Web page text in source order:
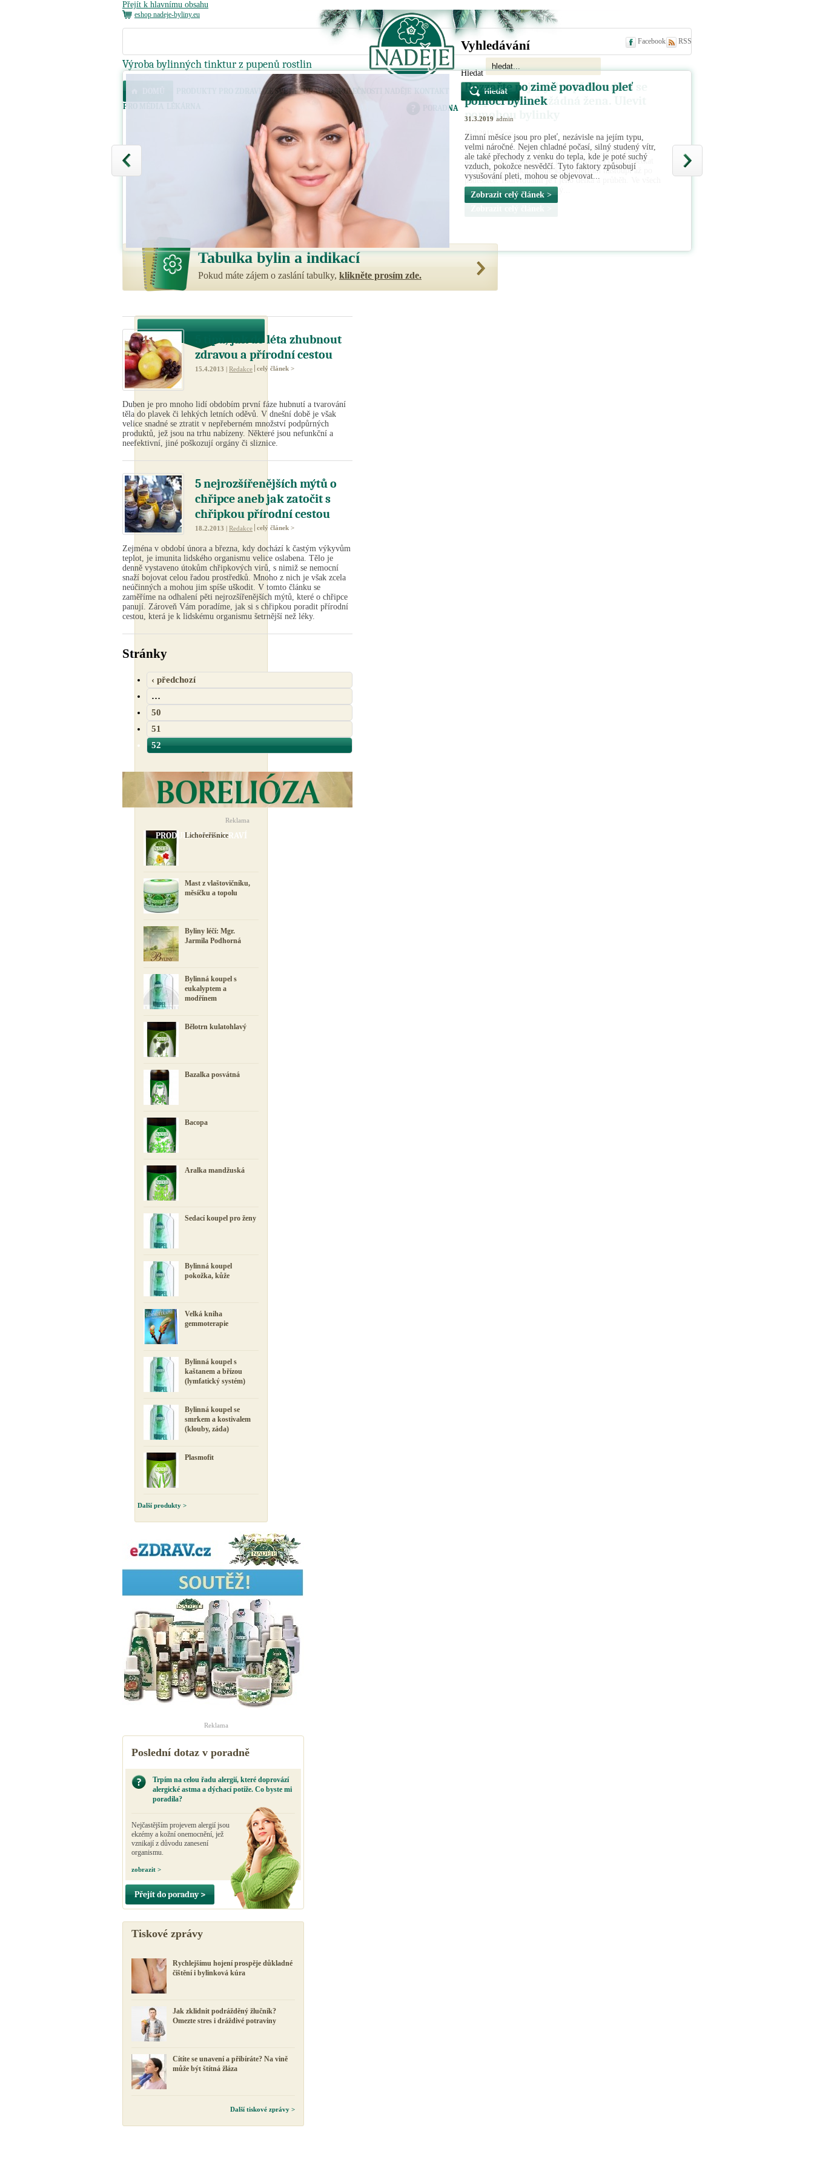
Přejít k hlavnímu obsahu
eshop nadeje-byliny.eu
Výroba bylinných tinktur z pupenů rostlin
Facebook RSS
Vyhledávání
Hledat
PRODUKTY PRO ZDRAVI ZE SVĚTA ZDRAVÍ O SPOLEČNOSTI NADĚJE
PRO MÉDIA
PORADNA
Potížím spojených s přechodem se
nevyhne téměř žádná žena. Ulevit
pomohou bylinky
26.2.2019 admin
Klimakterium neboli přechod je období, které čeká na
každou ženu. Některá se s prvními projevy může setkat
již kolem 40. roku, u jiné klimakterium nastoupí až po
padesátce. Individuální je i jeho délka a průběh. Ve všech
případech jde ale o pozvolný...
Tabulka bylin a indikací
Pokud máte zájem o zaslání tabulky, klikněte prosím zde.
5 tipů, jak do léta zhubnout
zdravou a přírodní cestou
15.4.2013 | Redakce celý článek >
Duben je pro mnoho lidí obdobím první fáze hubnutí a tvarování
těla do plavek či lehkých letních oděvů. V dnešní době je však
velice snadné se ztratit v nepřeberném množství podpůrných
produktů, jež jsou na trhu nabízeny. Některé jsou nefunkční a
neefektivní, jiné poškozují orgány či sliznice.
5 nejrozšířenějších mýtů o
chřipce aneb jak zatočit s
chřipkou přírodní cestou
18.2.2013 | Redakce celý článek >
Zejména v období února a března, kdy dochází k častým výkyvům
teplot, je imunita lidského organismu velice oslabena. Tělo je
denně vystaveno útokům chřipkových virů, s nimiž se nemocní
snaží bojovat celou řadou prostředků. Mnoho z nich je však zcela
neúčinných a mohou jim spíše uškodit. V tomto článku se
zaměříme na odhalení pěti nejrozšířenějších mýtů, které o chřipce
panují. Zároveň Vám poradíme, jak si s chřipkou poradit přírodní
cestou, která je k lidskému organismu šetrnější než léky.
Stránky
‹ předchozí
…
50
51
52
Reklama
PRODUKTY PRO ZDRAVÍ
Lichořeřišnice
Mast z vlaštovičníku,
měsíčku a topolu
Byliny léčí: Mgr.
Jarmila Podhorná
Bylinná koupel s
eukalyptem a
modřínem
Bělotrn kulatohlavý
Bazalka posvátná
Bacopa
Aralka mandžuská
Sedací koupel pro ženy
Bylinná koupel
pokožka, kůže
Velká kniha
gemmoterapie
Bylinná koupel s
kaštanem a břízou
(lymfatický systém)
Bylinná koupel se
smrkem a kostivalem
(klouby, záda)
Plasmofit
Další produkty >
Reklama
Poslední dotaz v poradně
Trpím na celou řadu alergií, které doprovází
alergické astma a dýchací potíže. Co byste mi
poradila?
Nejčastějším projevem alergií jsou
ekzémy a kožní onemocnění, jež
vznikají z důvodu zanesení
organismu.
zobrazit >
Přejít do poradny >
Tiskové zprávy
Rychlejšímu hojení prospěje důkladné
čištění i bylinková kúra
Jak zklidnit podrážděný žlučník?
Omezte stres i dráždivé potraviny
Cítíte se unavení a přibíráte? Na vině
může být štítná žláza
Další tiskové zprávy >